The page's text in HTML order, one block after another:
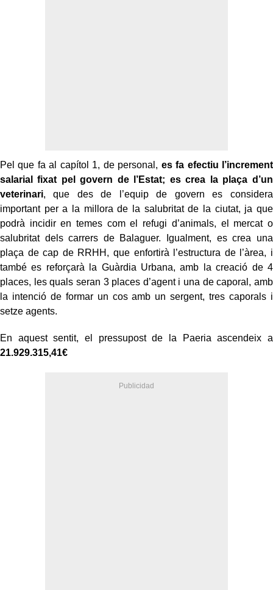
Pel que fa al capítol 1, de personal, es fa efectiu l’increment
salarial fixat pel govern de l’Estat; es crea la plaça d’un
veterinari, que des de l’equip de govern es considera
important per a la millora de la salubritat de la ciutat, ja que
podrà incidir en temes com el refugi d’animals, el mercat o
salubritat dels carrers de Balaguer. Igualment, es crea una
plaça de cap de RRHH, que enfortirà l’estructura de l’àrea, i
també es reforçarà la Guàrdia Urbana, amb la creació de 4
places, les quals seran 3 places d’agent i una de caporal, amb
la intenció de formar un cos amb un sergent, tres caporals i
setze agents.
En aquest sentit, el pressupost de la Paeria ascendeix a
21.929.315,41€